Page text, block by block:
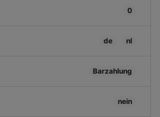
0
de nl
Barzahlung
nein